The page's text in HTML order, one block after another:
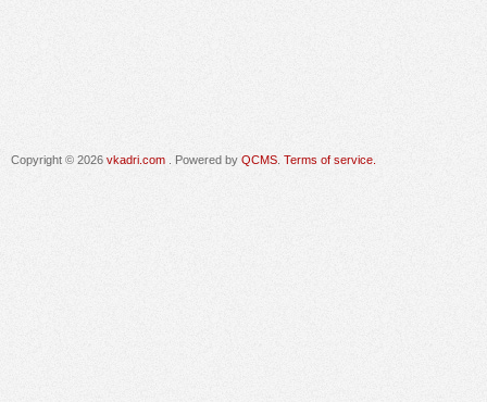
Copyright © 2026 vkadri.com . Powered by QCMS Terms of service.